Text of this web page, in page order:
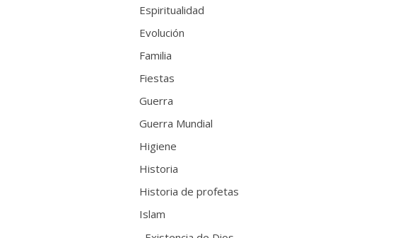
Espiritualidad
Evolución
Familia
Fiestas
Guerra
Guerra Mundial
Higiene
Historia
Historia de profetas
Islam